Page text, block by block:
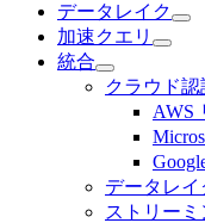
データレイク
加速クエリ
統合
クラウド認
AWS
データレイ
ストリー